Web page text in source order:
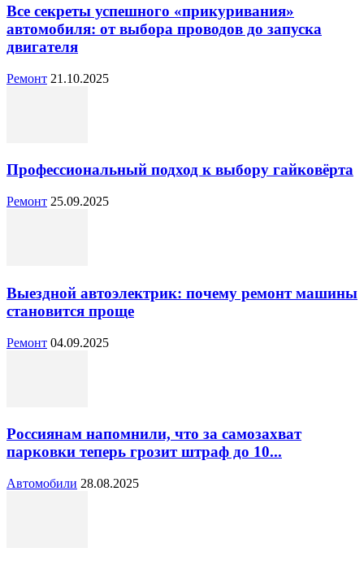
Все секреты успешного «прикуривания»
автомобиля: от выбора проводов до запуска
двигателя
Ремонт 21.10.2025
Профессиональный подход к выбору гайковёрта
Ремонт 25.09.2025
Выездной автоэлектрик: почему ремонт машины
становится проще
Ремонт 04.09.2025
Россиянам напомнили, что за самозахват
парковки теперь грозит штраф до 10...
Автомобили 28.08.2025